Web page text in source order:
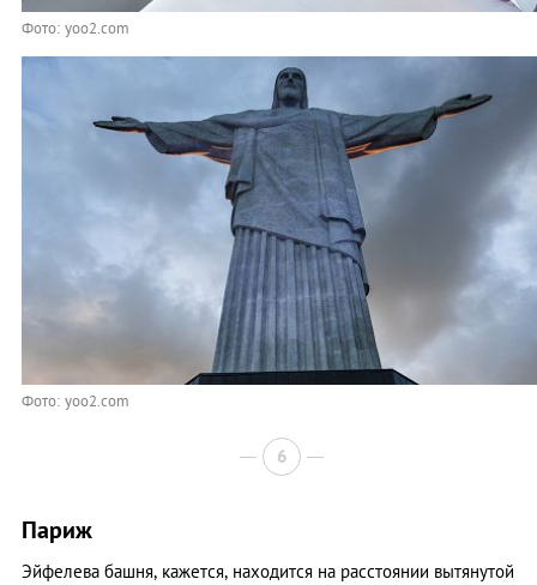
Фото: yoo2.com
Фото: yoo2.com
6
Париж
Эйфелева башня, кажется, находится на расстоянии вытянутой